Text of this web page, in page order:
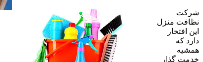
شرکت
نظافت منزل
این افتخار
دارد که
همشیه
خدمت گذار